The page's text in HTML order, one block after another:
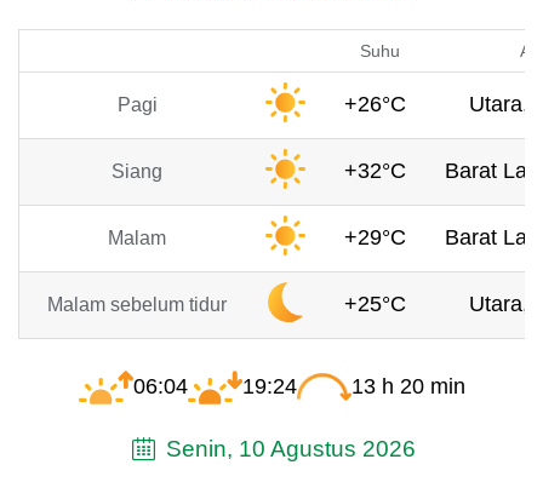
Suhu
Pagi +26°C Utara,
Siang +32°C Barat
Malam +29°C Barat
Malam sebelum tidur +25°C Utara,
06:04 19:24 13 h 20 min
Senin, 10 Agustus 2026